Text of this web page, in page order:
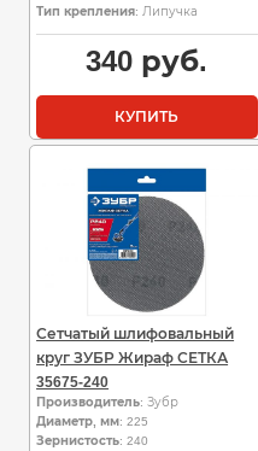
Тип крепления: Липучка
340 руб.
КУПИТЬ
Сетчатый шлифовальный
круг ЗУБР Жираф СЕТКА
35675-240
Производитель: Зубр
Диаметр, мм: 225
Зернистость: 240